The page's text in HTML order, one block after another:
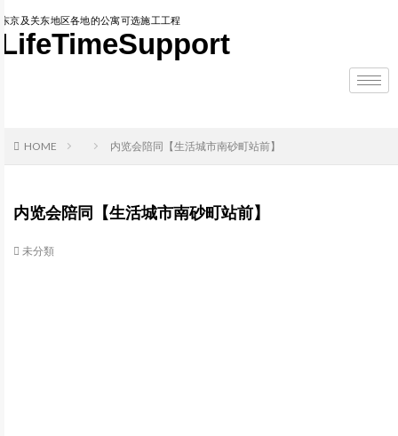
东京及关东地区各地的公寓可选施工工程
LifeTimeSupport
HOME 内览会陪同【生活城市南砂町站前】
内览会陪同【生活城市南砂町站前】
未分類